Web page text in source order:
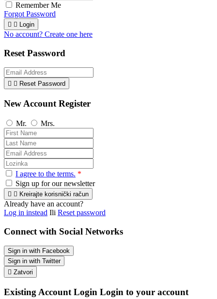
Remember Me
Forgot Password
  Login
No account? Create one here
Reset Password
  Reset Password
New Account Register
Mr. Mrs.
I agree to the terms. *
Sign up for our newsletter
  Kreirajte korisnički račun
Already have an account?
Log in instead Ili Reset password
Connect with Social Networks
Sign in with Facebook
Sign in with Twitter
 Zatvori
Existing Account Login Login to your account